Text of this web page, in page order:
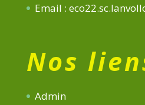
Email :
Nos
Admin